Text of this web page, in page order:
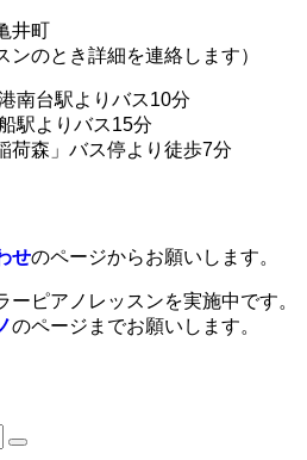
町
き詳細を連絡します）
台駅よりバス10分
りバス15分
バス停より徒歩7分
せのページからお願いします。
ーピアノレッスンを実施中です。
のページまでお願いします。